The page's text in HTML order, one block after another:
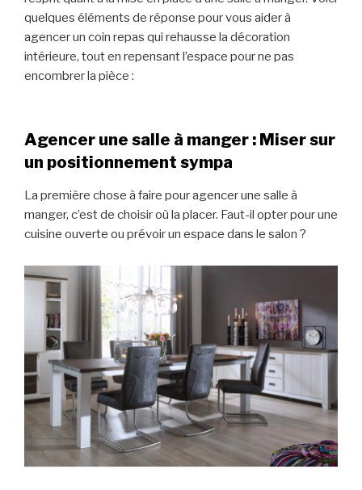
quelques éléments de réponse pour vous aider à
agencer un coin repas qui rehausse la décoration
intérieure, tout en repensant l’espace pour ne pas
encombrer la pièce :
Agencer une salle à manger : Miser sur
un positionnement sympa
La première chose à faire pour agencer une salle à
manger, c’est de choisir où la placer. Faut-il opter pour une
cuisine ouverte ou prévoir un espace dans le salon ?